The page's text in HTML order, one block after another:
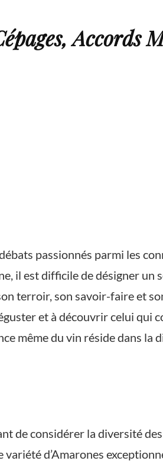
Accords
passionnés parmi les
il est difficile de désigner un
terroir, son savoir-faire et
et à découvrir celui qui
même du vin réside dans
de considérer la diversité
d’Amarones